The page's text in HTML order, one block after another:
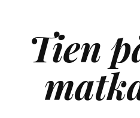
Tien